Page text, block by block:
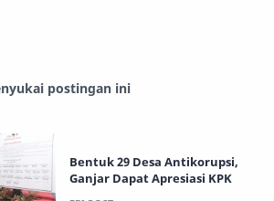
postingan ini
Bentuk 29 Desa Antikorupsi,
Ganjar Dapat Apresiasi KPK